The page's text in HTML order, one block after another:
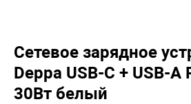
Сетевое зарядное
Deppa USB-C + USB-A
30Вт белый